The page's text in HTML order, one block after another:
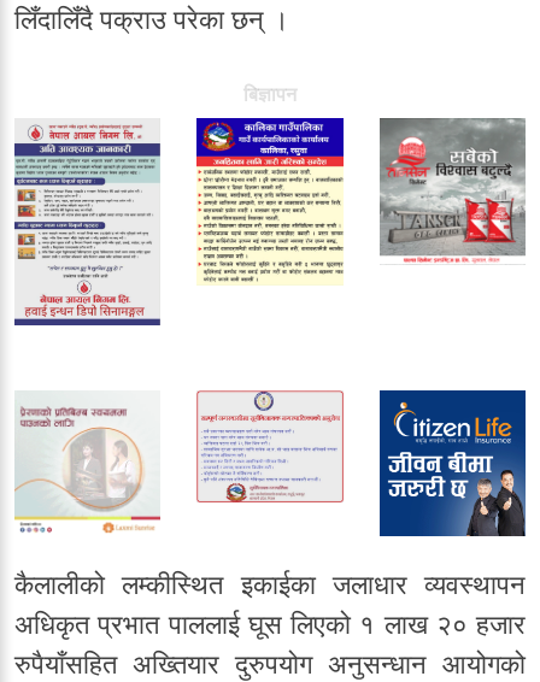
लिँदालिँदै पक्राउ परेका छन् ।
बिज्ञापन
कैलालीको लम्कीस्थित इकाईका जलाधार व्यवस्थापन
अधिकृत प्रभात पाललाई घूस लिएको १ लाख २० हजार
रुपैयाँसहित अख्तियार दुरुपयोग अनुसन्धान आयोगको